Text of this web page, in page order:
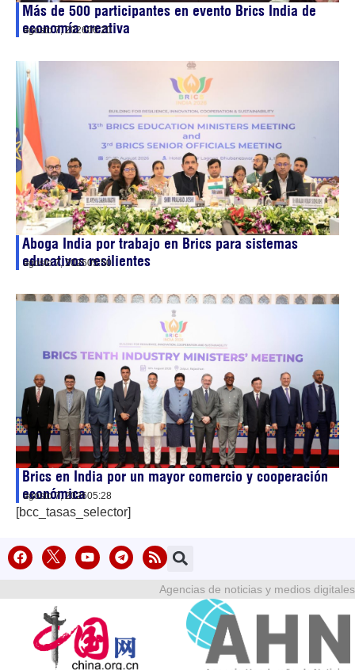
Más de 500 participantes en evento Brics India de
economía creativa
agosto 7, 202606:20
Aboga India por trabajo en Brics para sistemas
educativos resilientes
agosto 7, 202605:50
Brics en India por un mayor comercio y cooperación
económica
agosto 7, 202605:28
[bcc_tasas_selector]
Agencias de noticias y medios digitales